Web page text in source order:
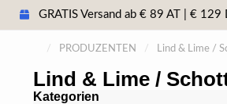
GRATIS Versand ab € 89 AT | € 129
/ PRODUZENTEN / Lind & Lime /
Lind & Lime /
Kategorien